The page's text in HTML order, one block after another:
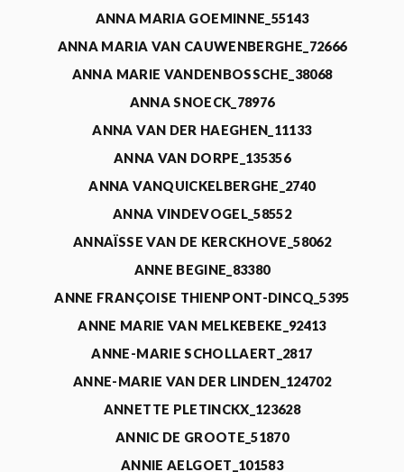
ANNA MARIA GOEMINNE_55143
ANNA MARIA VAN CAUWENBERGHE_72666
ANNA MARIE VANDENBOSSCHE_38068
ANNA SNOECK_78976
ANNA VAN DER HAEGHEN_11133
ANNA VAN DORPE_135356
ANNA VANQUICKELBERGHE_2740
ANNA VINDEVOGEL_58552
ANNAÏSSE VAN DE KERCKHOVE_58062
ANNE BEGINE_83380
ANNE FRANÇOISE THIENPONT-DINCQ_5395
ANNE MARIE VAN MELKEBEKE_92413
ANNE-MARIE SCHOLLAERT_2817
ANNE-MARIE VAN DER LINDEN_124702
ANNETTE PLETINCKX_123628
ANNIC DE GROOTE_51870
ANNIE AELGOET_101583